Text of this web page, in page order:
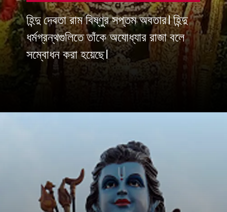
ধর্মগ্রন্থগুলিতে তাঁকে অযোধ্যার রাজা বলে
সম্বোধন করা হয়েছে।